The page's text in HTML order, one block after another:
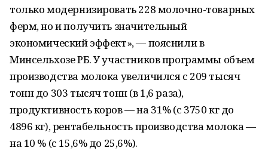
только модернизировать 228 молочно-товарных
ферм, но и получить значительный
экономический эффект», — пояснили в
Минсельхозе РБ. У участников программы объем
производства молока увеличился с 209 тысяч
тонн до 303 тысяч тонн (в 1,6 раза),
продуктивность коров — на 31% (с 3750 кг до
4896 кг), рентабельность производства молока —
на 10 % (с 15,6% до 25,6%).